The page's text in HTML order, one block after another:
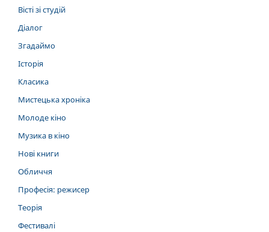
Вісті зі студій
Діалог
Згадаймо
Історія
Класика
Мистецька хроніка
Молоде кіно
Музика в кіно
Нові книги
Обличчя
Професія: режисер
Теорія
Фестивалі